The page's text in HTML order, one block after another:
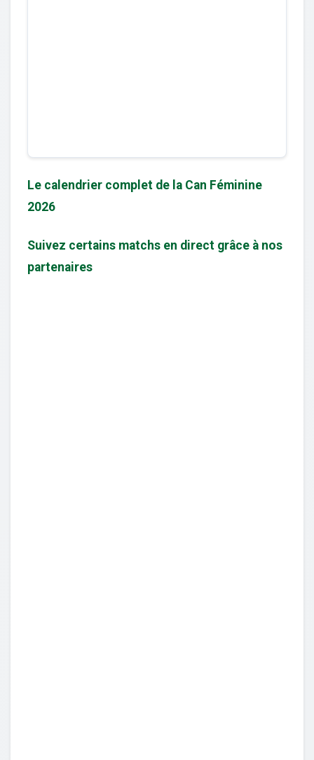
Le calendrier complet de la Can Féminine
2026
Suivez certains matchs en direct grâce à nos
partenaires